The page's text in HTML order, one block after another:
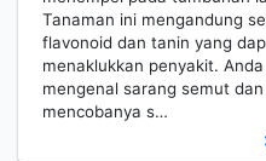
Tanaman ini mengandung
flavonoid dan tanin yang
menaklukkan penyakit.
mengenal sarang semut dan
mencobanya s…